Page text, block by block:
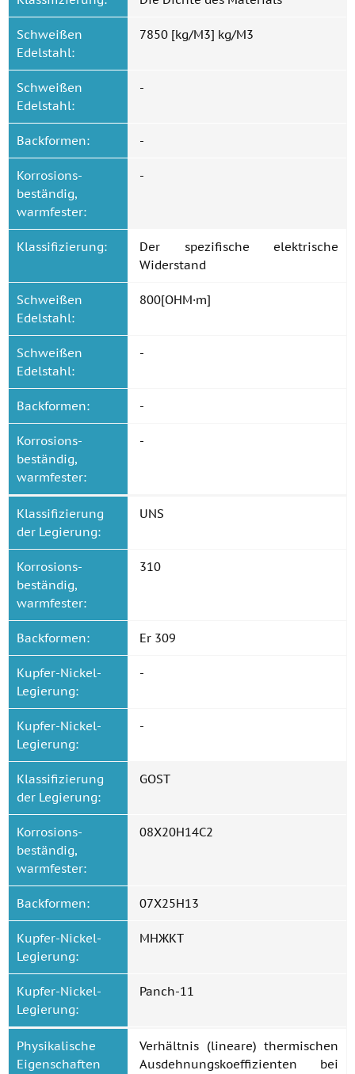
Schweißen
Edelstahl:
7850 [kg/M3] kg/M3
Schweißen
Edelstahl:
-
Backformen: -
Korrosions-
beständig,
warmfester:
-
Klassifizierung:
Der spezifische elektrische
Widerstand
Schweißen
Edelstahl:
800[OHM·m]
Schweißen
Edelstahl:
-
Backformen: -
Korrosions-
beständig,
warmfester:
-
Klassifizierung
der Legierung:
UNS
Korrosions-
beständig,
warmfester:
310
Backformen: Er 309
Kupfer-Nickel-
Legierung:
-
Kupfer-Nickel-
Legierung:
-
Klassifizierung
der Legierung:
GOST
Korrosions-
beständig,
warmfester:
08Х20Н14С2
Backformen: 07Х25Н13
Kupfer-Nickel-
Legierung:
МНЖКТ
Kupfer-Nickel-
Legierung:
Panch-11
Physikalische
Eigenschaften
Verhältnis (lineare) thermischen
Ausdehnungskoeffizienten bei